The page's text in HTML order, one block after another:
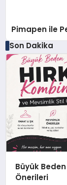
Pimapen ile
Son Dakika
Büyük
Önerileri